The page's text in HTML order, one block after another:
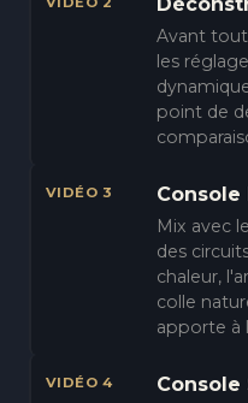
Avant
les
point de
VIDÉO 3 Console
Mix avec
des
chaleur,
colle
apporte à
VIDÉO 4 Console